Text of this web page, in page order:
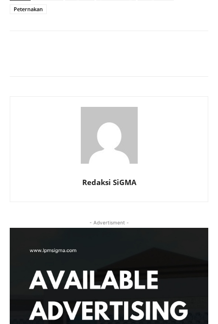
Peternakan
Redaksi SiGMA
- Advertisment -